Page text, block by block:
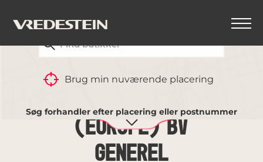
Brug min nuværende placering
Søg forhandler efter placering eller postnummer
TILBAGE
APOLLO TYRES
(EUROPE) BV
GENEREL